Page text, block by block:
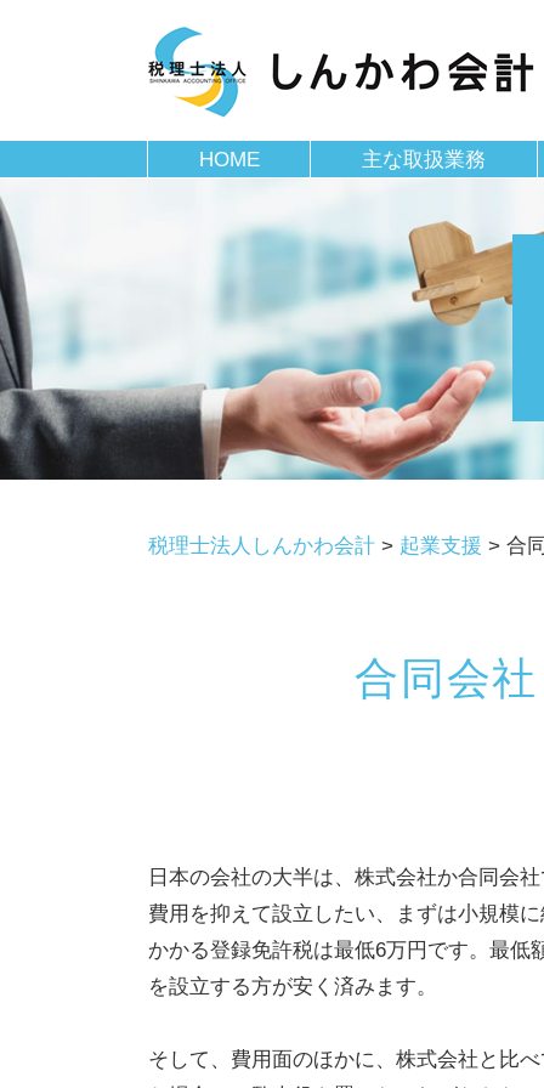
HOME 主な取扱業務
税理士法人しんかわ会計 > 起業支援 > 合
合同会
日本の会社の大半は、株式会社か合同会
費用を抑えて設立したい、まずは小規模
かかる登録免許税は最低6万円です。最
を設立する方が安く済みます。
そして、費用面のほかに、株式会社と比